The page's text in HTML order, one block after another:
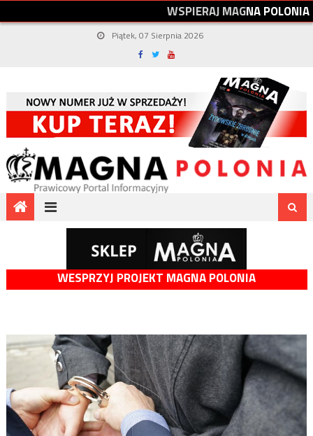
WSPIERAJMAGNAPOLONIA
Piątek, 07 Sierpnia 2026
WESPRZYJ PROJEKT MAGNA POLONIA